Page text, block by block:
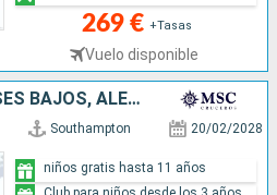
269 € +Tasas
Vuelo disponible
FRANCIA, BÉLGICA, PAISES BAJOS, ALEMANIA, REINO UNIDO
Southampton 20/02/2028
niños gratis hasta 11 años